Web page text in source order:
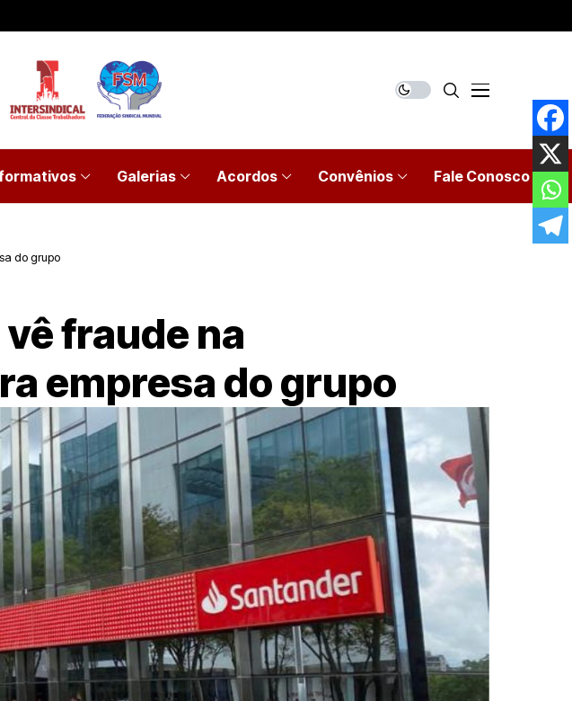
Galerias Acordos Convênios Fale Conosco
do grupo
fraude na
empresa do grupo